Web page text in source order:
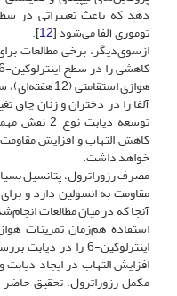
توموری آلفا می‌شود [12
].
کاهشی را در سطح اینترلوکین-6‌ گزارش نکرده‌اند [
آلفا را در دختران و زنان چاق
توسعه
کاهش التهاب و افزایش مقاومت
خواهد داشت.
مصرف رزوراترول، پتانسیل
مقاومت به انسولین دارد و
آنجا که در میان مطالعات
استفاده هم‌زمان تمرینات
اینترلوکین-6‌ ‌را در
افزایش التهاب در ایجاد
مکمل رزوراترول، تحقیق حاضر